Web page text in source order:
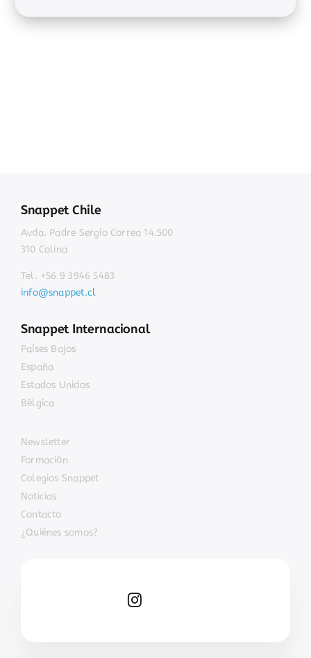
Snappet Chile
Avda. Padre Sergio Correa 14.500
310 Colina
Tel. +56 9 3946 5483
info@snappet.cl
Snappet Internacional
Países Bajos
España
Estados Unidos
Bélgica
Newsletter
Formación
Colegios Snappet
Noticias
Contacto
¿Quiénes somos?